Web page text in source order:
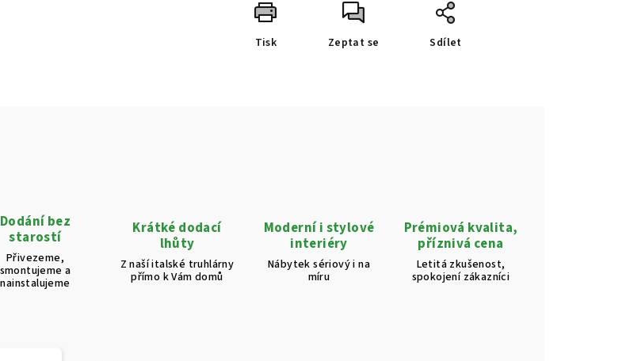
Tisk Zeptat se Sdílet
Dodání bez
starostí
Přivezeme,
smontujeme a
nainstalujeme
Krátké dodací
lhůty
Z naší italské truhlárny
přímo k Vám domů
Moderní i stylové
interiéry
Nábytek sériový i na
míru
Prémiová kvalita,
příznivá cena
Letitá zkušenost,
spokojení zákazníci